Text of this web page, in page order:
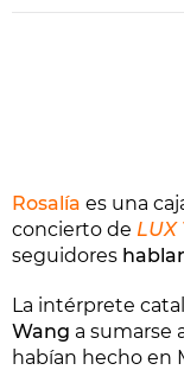
Rosalía es una
concierto de LUX
seguidores
La intérprete
Wang a sumarse
habían hecho en